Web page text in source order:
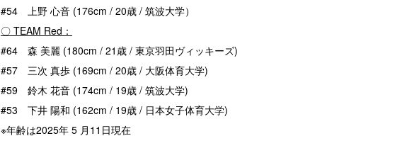
#54 上野 心音 (176cm / 20歳 / 筑波大学）
〇 TEAM Red：
#64 森 美麗 (180cm / 21歳 / 東京羽田ヴィッキーズ)
#57 三次 真歩 (169cm / 20歳 / 大阪体育大学)
#59 鈴木 花音 (174cm / 19歳 / 筑波大学)
#53 下井 陽和 (162cm / 19歳 / 日本女子体育大学)
※年齢は2025年 5 月11日現在